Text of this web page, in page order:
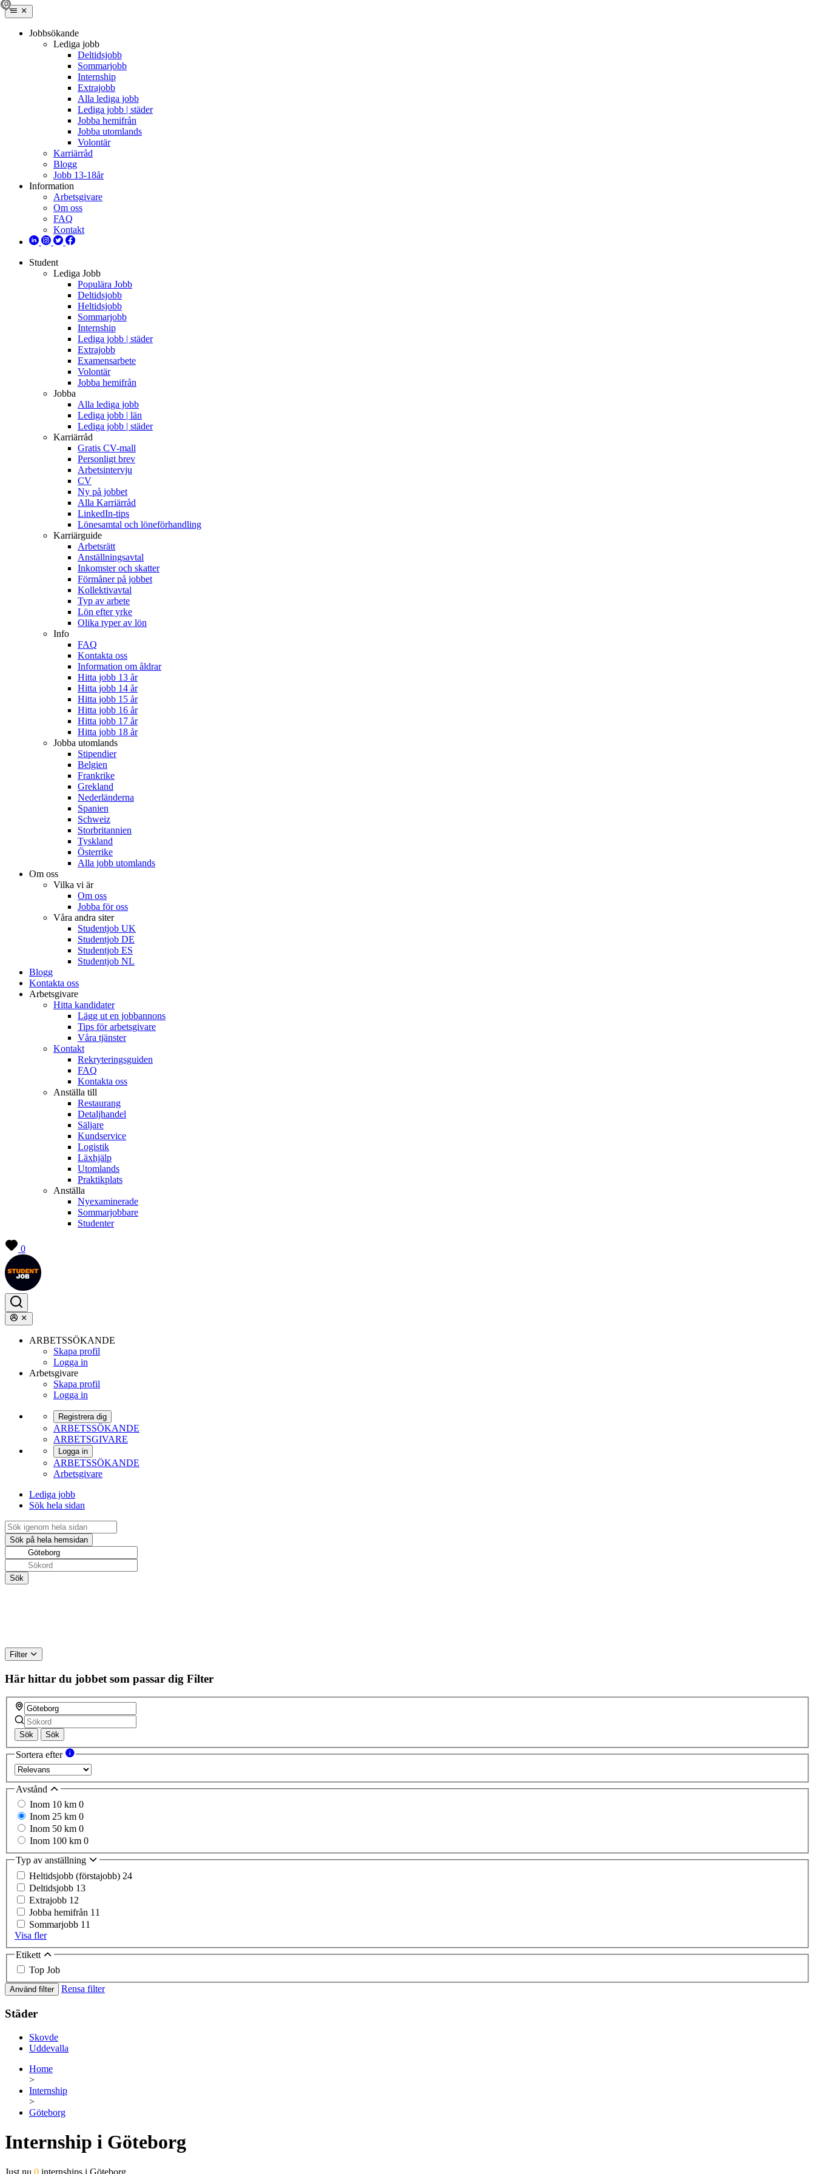
Jobbsökande
Lediga jobb
Deltidsjobb
Sommarjobb
Internship
Extrajobb
Alla lediga jobb
Lediga jobb | städer
Jobba hemifrån
Jobba utomlands
Volontär
Karriärråd
Blogg
Jobb 13-18år
Information
Arbetsgivare
Om oss
FAQ
Kontakt
Student
Lediga Jobb
Populära Jobb
Deltidsjobb
Heltidsjobb
Sommarjobb
Internship
Lediga jobb | städer
Extrajobb
Examensarbete
Volontär
Jobba hemifrån
Jobba
Alla lediga jobb
Lediga jobb | län
Lediga jobb | städer
Karriärråd
Gratis CV-mall
Personligt brev
Arbetsintervju
CV
Ny på jobbet
Alla Karriärråd
LinkedIn-tips
Lönesamtal och löneförhandling
Karriärguide
Arbetsrätt
Anställningsavtal
Inkomster och skatter
Förmåner på jobbet
Kollektivavtal
Typ av arbete
Lön efter yrke
Olika typer av lön
Info
FAQ
Kontakta oss
Information om åldrar
Hitta jobb 13 år
Hitta jobb 14 år
Hitta jobb 15 år
Hitta jobb 16 år
Hitta jobb 17 år
Hitta jobb 18 år
Jobba utomlands
Stipendier
Belgien
Frankrike
Grekland
Nederländerna
Spanien
Schweiz
Storbritannien
Tyskland
Österrike
Alla jobb utomlands
Om oss
Vilka vi är
Om oss
Jobba för oss
Våra andra siter
Studentjob UK
Studentjob DE
Studentjob ES
Studentjob NL
Blogg
Kontakta oss
Arbetsgivare
Hitta kandidater
Lägg ut en jobbannons
Tips för arbetsgivare
Våra tjänster
Kontakt
Rekryteringsguiden
FAQ
Kontakta oss
Anställa till
Restaurang
Detaljhandel
Säljare
Kundservice
Logistik
Läxhjälp
Utomlands
Praktikplats
Anställa
Nyexaminerade
Sommarjobbare
Studenter
0
ARBETSSÖKANDE
Skapa profil
Logga in
Arbetsgivare
Skapa profil
Logga in
Registrera dig
ARBETSSÖKANDE
ARBETSGIVARE
Logga in
ARBETSSÖKANDE
Arbetsgivare
Lediga jobb
Sök hela sidan
Filter
Här hittar du jobbet som passar dig Filter
Sök Sök
Sortera efter
Avstånd
Inom 10 km 0
Inom 25 km 0
Inom 50 km 0
Inom 100 km 0
Typ av anställning
Heltidsjobb (förstajobb) 24
Deltidsjobb 13
Extrajobb 12
Jobba hemifrån 11
Sommarjobb 11
Visa fler
Etikett
Top Job
Använd filter Rensa filter
Städer
Skovde
Uddevalla
Home
>
Internship
>
Göteborg
Internship i Göteborg
Just nu 0 internships i Göteborg.